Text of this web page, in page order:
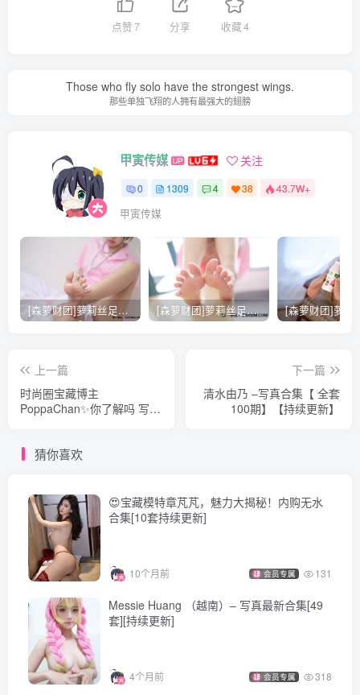
rioko凉凉子 – NO.150 痴女莫加多尔[65P-4V-841.8M]
469.4M]
rioko凉凉子 – NO.146 埃吉尔居家版[31P-438.3M]
[12.16]
rioko凉凉子 – NO.144 布洛妮娅OL[50P12V-896MB]
[10.9]
[9.16]
rioko凉凉子 – NO.142 KPring妈咪原创设计 邻居家的大姐姐
[60P11V-992MB]
[9.15]
rioko凉凉子 – NO.141 圣路易斯 香槟色比基尼 [40P-309MB]
点赞7 分享 收藏4
Those who fly solo have the strongest wings.
那些单独飞翔的人拥有最强大的翅膀
甲寅传媒 关注
0 1309 4 38 43.7W+
甲寅传媒
[森萝财团]萝莉丝足写真 [X-021] 护士妹妹穿白丝 [森萝财团]萝莉丝足写真 [X-026] JK粉色校服白丝
上一篇
时尚圈宝藏博主
PoppaChan✨你了解吗 写真
下一篇
清水由乃 –写真合集【 全套
100期】【持续更新】
猜你喜欢
😍宝藏模特章芃芃，魅力大揭秘！内购无水
合集[10套持续更新]
10个月前 会员专属 131
Messie Huang （越南）– 写真最新合集[49
套][持续更新]
4个月前 会员专属 318